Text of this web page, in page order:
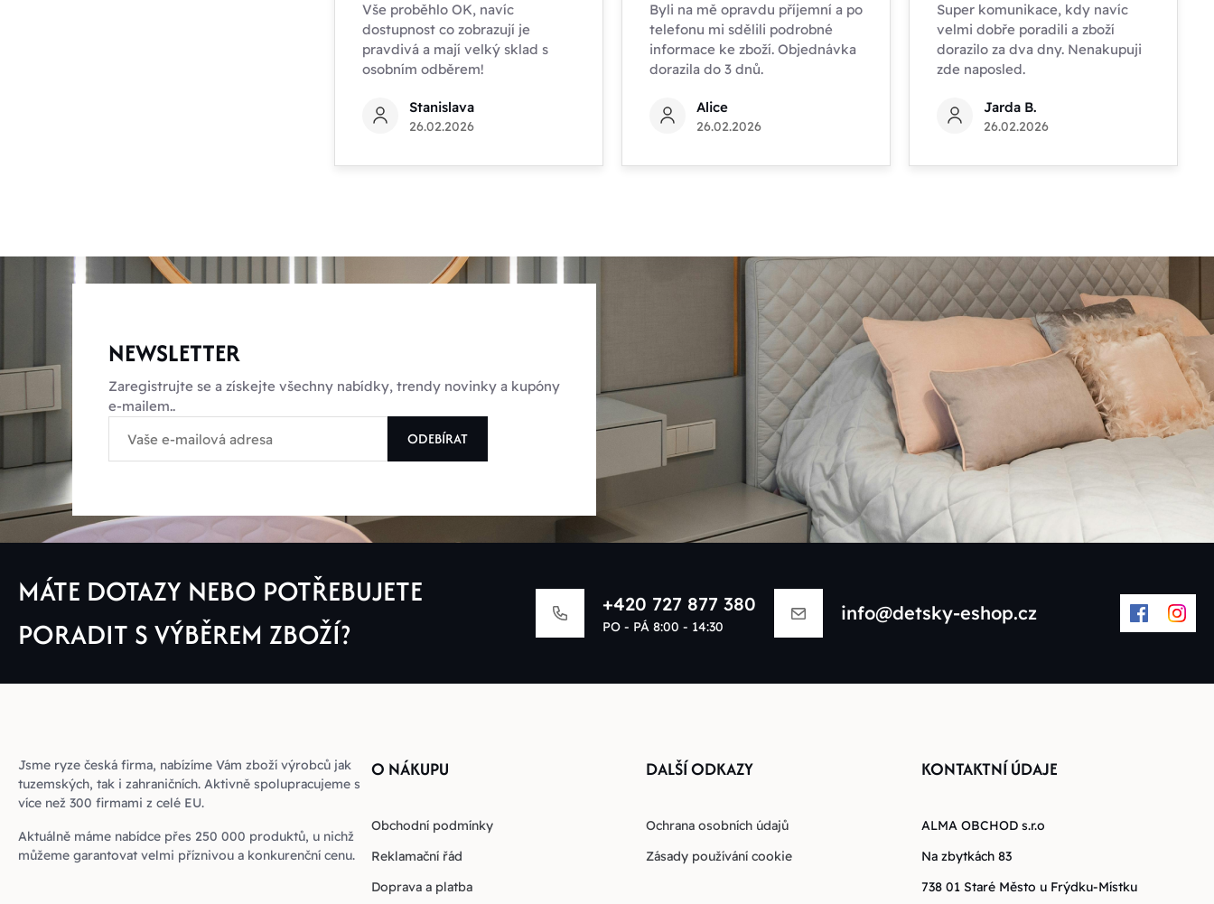
Vše proběhlo OK, navíc
dostupnost co zobrazují je
pravdivá a mají velký sklad s
osobním odběrem!
Stanislava
26.02.2026
Byli na mě opravdu příjemní a po
telefonu mi sdělili podrobné
informace ke zboží. Objednávka
dorazila do 3 dnů.
Alice
26.02.2026
Super komunikace, kdy navíc
velmi dobře poradili a zboží
dorazilo za dva dny. Nenakupuji
zde naposled.
Jarda B.
26.02.2026
NEWSLETTER
Zaregistrujte se a získejte všechny nabídky, trendy novinky a kupóny
e-mailem..
ODEBÍRAT
MÁTE DOTAZY NEBO POTŘEBUJETE
PORADIT S VÝBĚREM ZBOŽÍ?
+420 727 877 380
PO - PÁ 8:00 - 14:30
info@detsky-eshop.cz
Jsme ryze česká firma, nabízíme Vám zboží výrobců jak
tuzemských, tak i zahraničních. Aktivně spolupracujeme s
více než 300 firmami z celé EU.
Aktuálně máme nabídce přes 250 000 produktů, u nichž
můžeme garantovat velmi příznivou a konkurenční cenu.
O NÁKUPU
Obchodní podmínky
Reklamační řád
Doprava a platba
DALŠÍ ODKAZY
Ochrana osobních údajů
Zásady používání cookie
KONTAKTNÍ ÚDAJE
ALMA OBCHOD s.r.o
Na zbytkách 83
738 01 Staré Město u Frýdku-Místku